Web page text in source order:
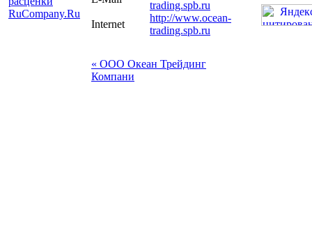
RuCompany.Ru
trading.spb.ru
Internet
http://www.ocean-
trading.spb.ru
« ООО Океан Трейдинг
Компани